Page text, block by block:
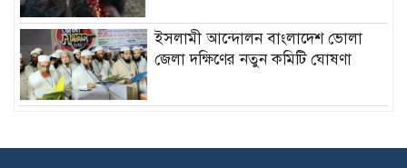
ইসলামী আন্দোলন বাংলাদেশ ভোলা
জেলা দক্ষিণের নতুন কমিটি ঘোষণা